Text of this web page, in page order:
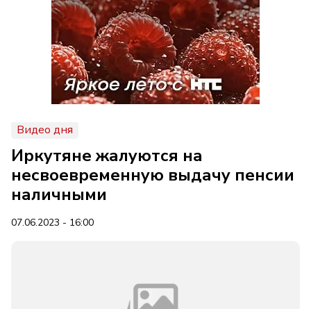
Видео дня
Иркутяне жалуются на
несвоевременную выдачу пенсии
наличными
07.06.2023 - 16:00